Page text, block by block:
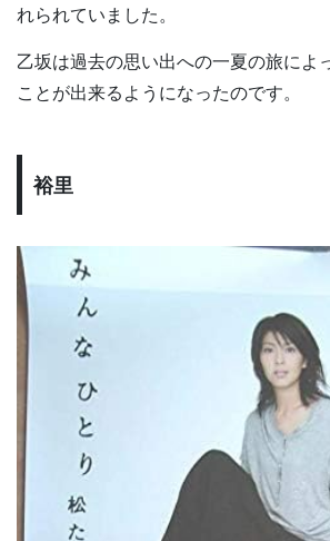
れられていました。
乙坂は過去の思い出への一夏の旅によ
ことが出来るようになったのです。
裕里